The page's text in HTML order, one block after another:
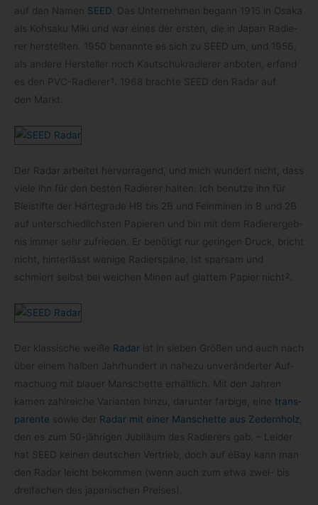
auf den Namen SEED . Das Unter­neh­men begann 1915 in Osaka
als Kohs­aku Miki und war eines der ers­ten, die in Japan Radie­
rer her­stell­ten. 1950 benannte es sich zu SEED um, und 1956,
als andere Her­stel­ler noch Kau­tschuk­ra­die­rer anbo­ten, erfand
es den PVC-​Radierer 1
. 1968 brachte SEED den Radar auf
den Markt.
Der Radar arbei­tet her­vor­ra­gend, und mich wun­dert nicht, dass
viele ihn für den bes­ten Radie­rer hal­ten. Ich benutze ihn für
Blei­stifte der Här­te­grade HB bis 2B und Fein­mi­nen in B und 2B
auf unter­schied­lichs­ten Papie­ren und bin mit dem Radier­er­geb­
nis immer sehr zufrie­den. Er benö­tigt nur gerin­gen Druck, bricht
nicht, hin­ter­lässt wenige Radier­späne, ist spar­sam und
schmiert selbst bei wei­chen Minen auf glat­tem Papier nicht
2
Der klas­si­sche weiße Radar ist in sie­ben Grö­ßen und auch nach
über einem hal­ben Jahr­hun­dert in nahezu unver­än­der­ter Auf­
ma­chung mit blauer Man­schette erhält­lich. Mit den Jah­ren
kamen zahl­rei­che Vari­an­ten hinzu, dar­un­ter far­bige, eine trans­
pa­rente sowie der Radar mit einer Man­schette aus Zedern­holz
den es zum 50-​jährigen Jubi­läum des Radie­rers gab. – Lei­der
hat SEED kei­nen deut­schen Ver­trieb, doch auf eBay kann man
den Radar leicht bekom­men (wenn auch zum etwa zwei- bis
drei­fa­chen des japa­ni­schen Preises).